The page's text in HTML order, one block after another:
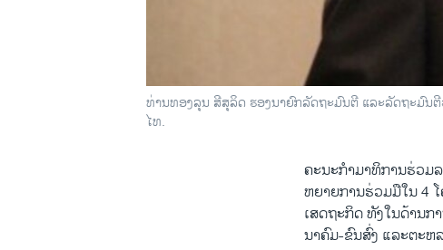
ທ່ານ​ທອງ​ລຸນ ສີ​ສຸ​ລິດ ຮອງ​ນາຍົກລັດຖະມົນຕີ ​ແລະ​ລັດຖະມົນ​
ໄທ.
ຄະນະ​ກຳມາ​ທິການ​ຮ່ວມ​
ຫຍາຍ​ການ​ຮ່ວມ​ມື​ໃນ 4
ເສດຖະກິດ ທັງ​ໃນ​ດ້ານ​ກ
ນາຄົມ-ຂົນ​ສົ່ງ ​ແລະ​ຕະຫ